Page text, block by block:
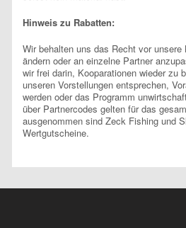
Hinweis zu Rabatten:
Wir behalten uns das Recht vor
ändern oder an einzelne Partner
wir frei darin, Kooparationen wieder zu
unseren Vorstellungen entsprechen,
werden oder das Programm
über Partnercodes gelten für das
ausgenommen sind Zeck Fishing und
Wertgutscheine.